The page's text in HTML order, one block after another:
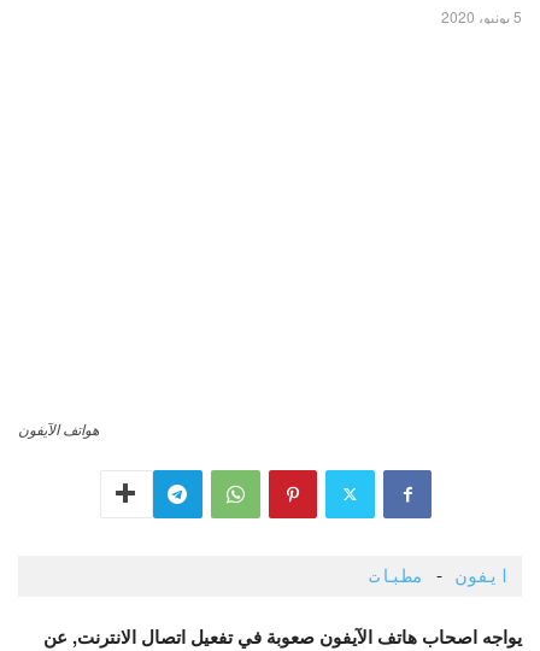
5 يونيو، 2020
هواتف الآيفون
ايفون - مطبات
يواجه اصحاب هاتف الآيفون صعوبة في تفعيل اتصال الانترنت, عن